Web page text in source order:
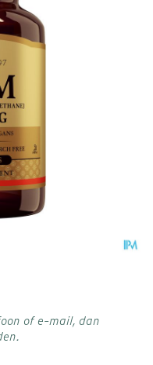
of e-mail, dan